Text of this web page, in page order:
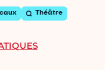
Théâtre